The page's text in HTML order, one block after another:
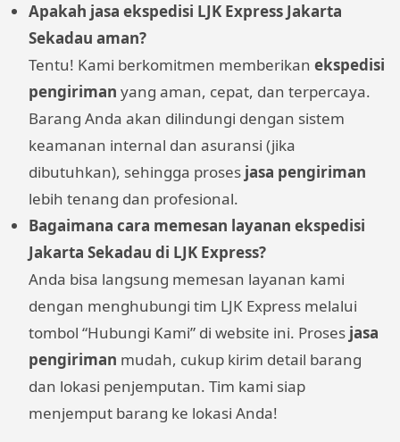
Apakah jasa ekspedisi LJK Express Jakarta
Sekadau aman?
Tentu! Kami berkomitmen memberikan ekspedisi
pengiriman yang aman, cepat, dan terpercaya.
Barang Anda akan dilindungi dengan sistem
keamanan internal dan asuransi (jika
dibutuhkan), sehingga proses jasa pengiriman
lebih tenang dan profesional.
Bagaimana cara memesan layanan ekspedisi
Jakarta Sekadau di LJK Express?
Anda bisa langsung memesan layanan kami
dengan menghubungi tim LJK Express melalui
tombol “Hubungi Kami” di website ini. Proses jasa
pengiriman mudah, cukup kirim detail barang
dan lokasi penjemputan. Tim kami siap
menjemput barang ke lokasi Anda!